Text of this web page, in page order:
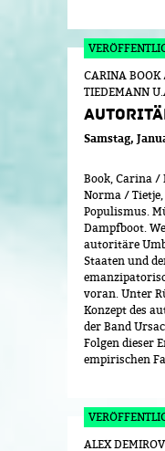
CARINA
TIEDEMANN
Samstag,
Book, Carina /
Norma /
Populismus.
Dampfboot.
autoritäre
Staaten und
voran. Unter
Konzept des
der Band
Folgen dieser
empirischen
ALEX